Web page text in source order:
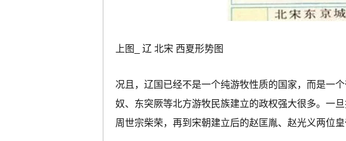
上图_ 辽 北宋 西夏形势图
况且，辽国已经不是一个纯游牧性质的国家，而是一
奴、东突厥等北方游牧民族建立的政权强大很多。一
周世宗柴荣，再到宋朝建立后的赵匡胤、赵光义两位